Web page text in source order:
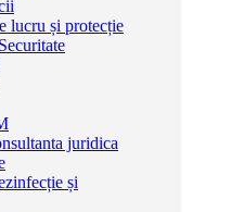
lucru și protecție
juridica
și